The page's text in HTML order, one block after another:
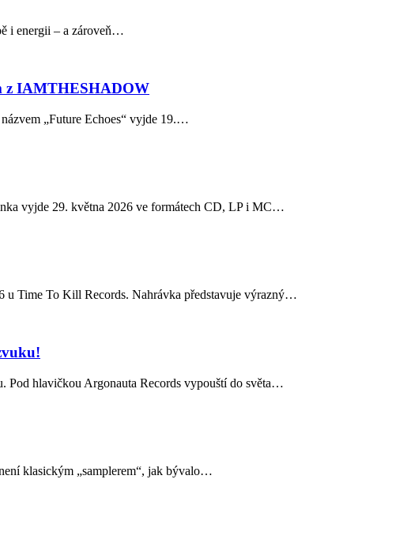
i energii – a zároveň…
z IAMTHESHADOW
„Future Echoes“ vyjde 19.…
vyjde 29. května 2026 ve formátech CD, LP i MC…
u Time To Kill Records. Nahrávka představuje výrazný…
Pod hlavičkou Argonauta Records vypouští do světa…
klasickým „samplerem“, jak bývalo…